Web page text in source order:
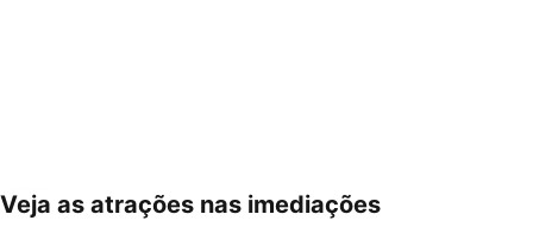
Ampliar mapa
Veja as atrações nas imediações